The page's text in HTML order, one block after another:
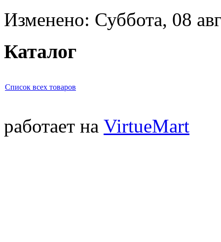
Изменено: Суббота, 08
Каталог
Список всех товаров
работает на VirtueMart